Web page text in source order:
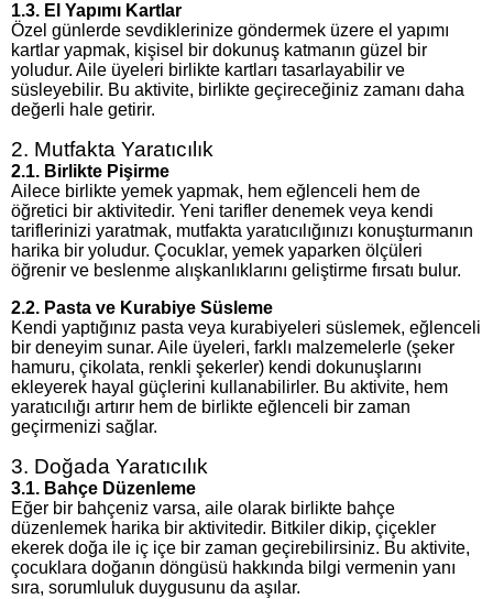
1.3. El Yapımı Kartlar
Özel günlerde sevdiklerinize göndermek üzere el yapımı
kartlar yapmak, kişisel bir dokunuş katmanın güzel bir
yoludur. Aile üyeleri birlikte kartları tasarlayabilir ve
süsleyebilir. Bu aktivite, birlikte geçireceğiniz zamanı daha
değerli hale getirir.
2. Mutfakta Yaratıcılık
2.1. Birlikte Pişirme
Ailece birlikte yemek yapmak, hem eğlenceli hem de
öğretici bir aktivitedir. Yeni tarifler denemek veya kendi
tariflerinizi yaratmak, mutfakta yaratıcılığınızı konuşturmanın
harika bir yoludur. Çocuklar, yemek yaparken ölçüleri
öğrenir ve beslenme alışkanlıklarını geliştirme fırsatı bulur.
2.2. Pasta ve Kurabiye Süsleme
Kendi yaptığınız pasta veya kurabiyeleri süslemek, eğlenceli
bir deneyim sunar. Aile üyeleri, farklı malzemelerle (şeker
hamuru, çikolata, renkli şekerler) kendi dokunuşlarını
ekleyerek hayal güçlerini kullanabilirler. Bu aktivite, hem
yaratıcılığı artırır hem de birlikte eğlenceli bir zaman
geçirmenizi sağlar.
3. Doğada Yaratıcılık
3.1. Bahçe Düzenleme
Eğer bir bahçeniz varsa, aile olarak birlikte bahçe
düzenlemek harika bir aktivitedir. Bitkiler dikip, çiçekler
ekerek doğa ile iç içe bir zaman geçirebilirsiniz. Bu aktivite,
çocuklara doğanın döngüsü hakkında bilgi vermenin yanı
sıra, sorumluluk duygusunu da aşılar.